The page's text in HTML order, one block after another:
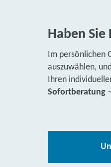
Haben Sie
Im persönlichen
auszuwählen,
Ihren
Sofortberatung